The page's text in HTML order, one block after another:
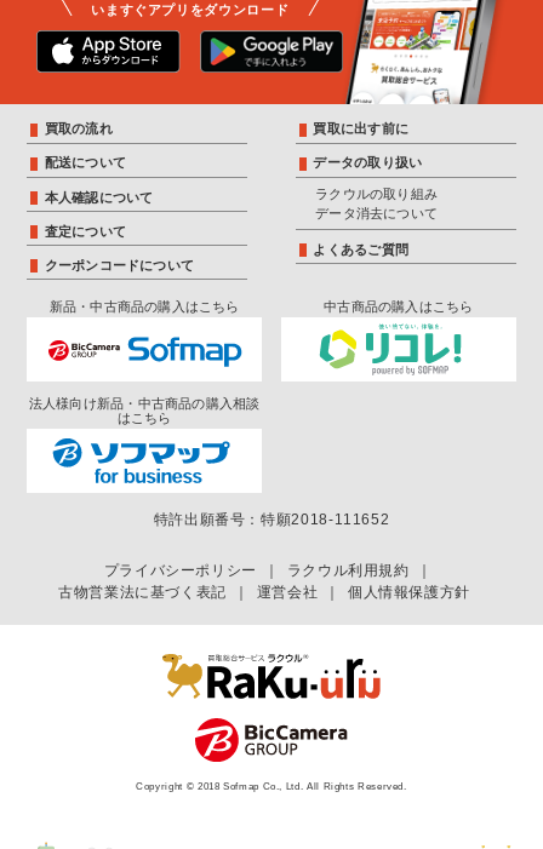
いますぐアプリをダウンロード
買取の流れ
配送について
本人確認について
査定について
クーポンコードについて
買取に出す前に
データの取り扱い
ラクウルの取り組み
データ消去について
よくあるご質問
新品・中古商品の購入はこちら 中古商品の購入はこちら
法人様向け新品・中古商品の購入相談
はこちら
プライバシーポリシー ラクウル利用規約
古物営業法に基づく表記
運営会社 個人情報保護方針
特許出願番号：特願2018-111652
Copyright © 2018 Sofmap Co., Ltd. All Rights Reserved.